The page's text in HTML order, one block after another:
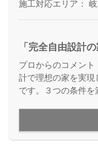
施工対応エリア：
「完全自由設計
プロからのコメント
計で理想の家を実
です。３つの条件
進めることが出来
ビングは、融資サ
面をイチからご相